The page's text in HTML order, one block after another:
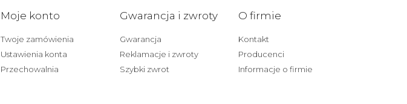
Moje konto
Twoje zamówienia
Ustawienia konta
Przechowalnia
Gwarancja i zwroty
Gwarancja
Reklamacje i zwroty
Szybki zwrot
O firmie
Kontakt
Producenci
Informacje o firmie